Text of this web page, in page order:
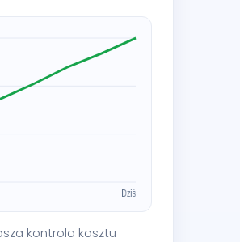
kontrola kosztu